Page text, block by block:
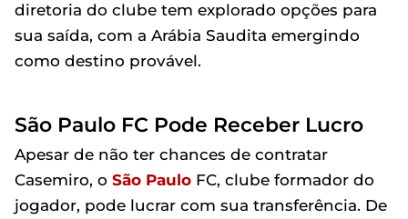
diretoria do clube tem explorado opções para
sua saída, com a Arábia Saudita emergindo
como destino provável.
São Paulo FC Pode Receber Lucro
Apesar de não ter chances de contratar
Casemiro, o São Paulo FC, clube formador do
jogador, pode lucrar com sua transferência. De